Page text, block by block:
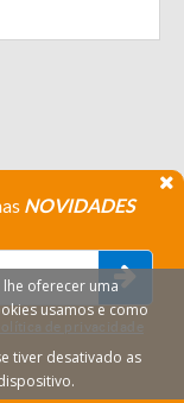
NOVIDADES
de privacidade
oferecer uma
usamos e como
tiver desativado as